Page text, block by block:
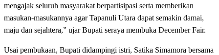
mengajak seluruh masyarakat berpartisipasi serta memberikan
masukan-masukannya agar Tapanuli Utara dapat semakin damai,
maju dan sejahtera,” ujar Bupati seraya membuka December Fair.
Usai pembukaan, Bupati didampingi istri, Satika Simamora bersama